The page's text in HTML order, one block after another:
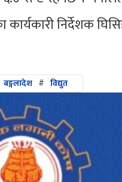
कार्यकारी निर्देशक
बङ्गलादेश # विद्युत